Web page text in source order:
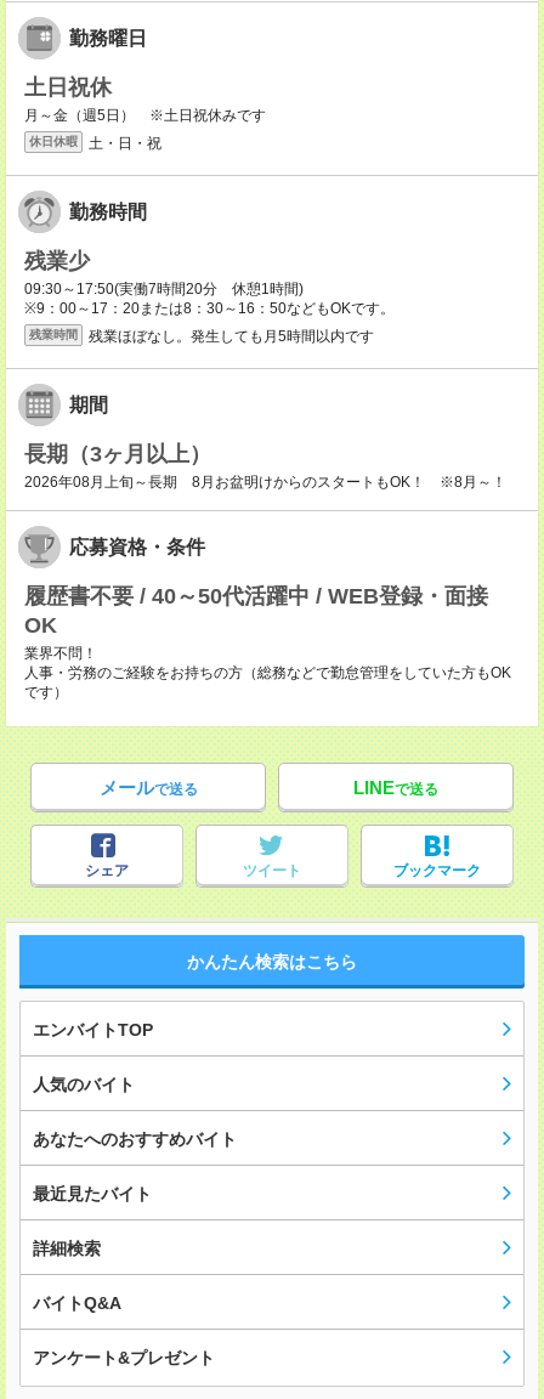
勤務曜日
土日祝休
月～金（週5日） ※土日祝休みです
休日休暇 土・日・祝
勤務時間
残業少
09:30～17:50(実働7時間20分 休憩1時間)
※9：00～17：20または8：30～16：50などもOKです。
残業時間 残業ほぼなし。発生しても月5時間以内です
期間
長期（3ヶ月以上）
2026年08月上旬～長期 8月お盆明けからのスタートもOK！ ※8月～！
応募資格・条件
履歴書不要 / 40～50代活躍中 / WEB登録・面接
OK
業界不問！
人事・労務のご経験をお持ちの方（総務などで勤怠管理をしていた方もOK
です）
メールで送る LINEで送る
シェア ツイート ブックマーク
かんたん検索はこちら
エンバイトTOP
人気のバイト
あなたへのおすすめバイト
最近見たバイト
詳細検索
バイトQ&A
アンケート&プレゼント